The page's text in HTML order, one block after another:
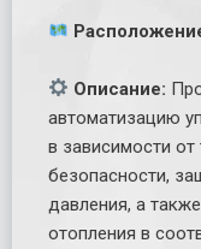
Описание:
автоматизацию
в зависимости от
безопасности,
давления, а
отопления в